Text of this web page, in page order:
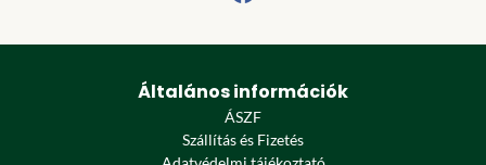
Általános információk
ÁSZF
Szállítás és Fizetés